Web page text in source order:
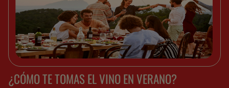
¿CÓMO TE TOMAS EL VINO EN VERANO?